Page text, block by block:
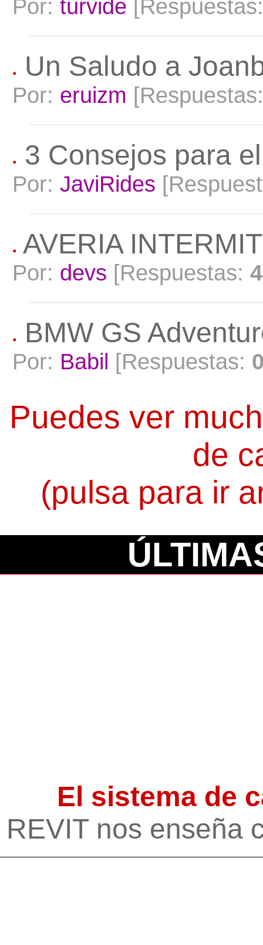
Por: turvide
Un Saludo a
Por: eruizm
3 Consejos para
Por: JaviRides
AVERIA
Por: devs [Respuestas: 4
BMW GS
Por: Babil [Respuestas:
Puedes ver
de
(pulsa para ir
El sistema de
REVIT nos enseña